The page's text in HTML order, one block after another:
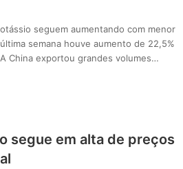
seguem aumentando com menor
semana houve aumento de 22,5%
China exportou grandes volumes…
segue em alta de preços